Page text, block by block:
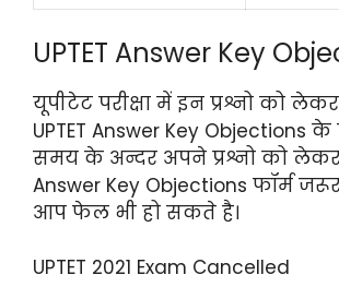
UPTET Answer Key
यूपीटेट परीक्षा में इन प्रश्नो को
UPTET Answer Key Objections के
समय के अन्दर अपने प्रश्नो को लेकर
Answer Key Objections फॉर्म
आप फेल भी हो सकते है।
UPTET 2021 Exam Cancelled